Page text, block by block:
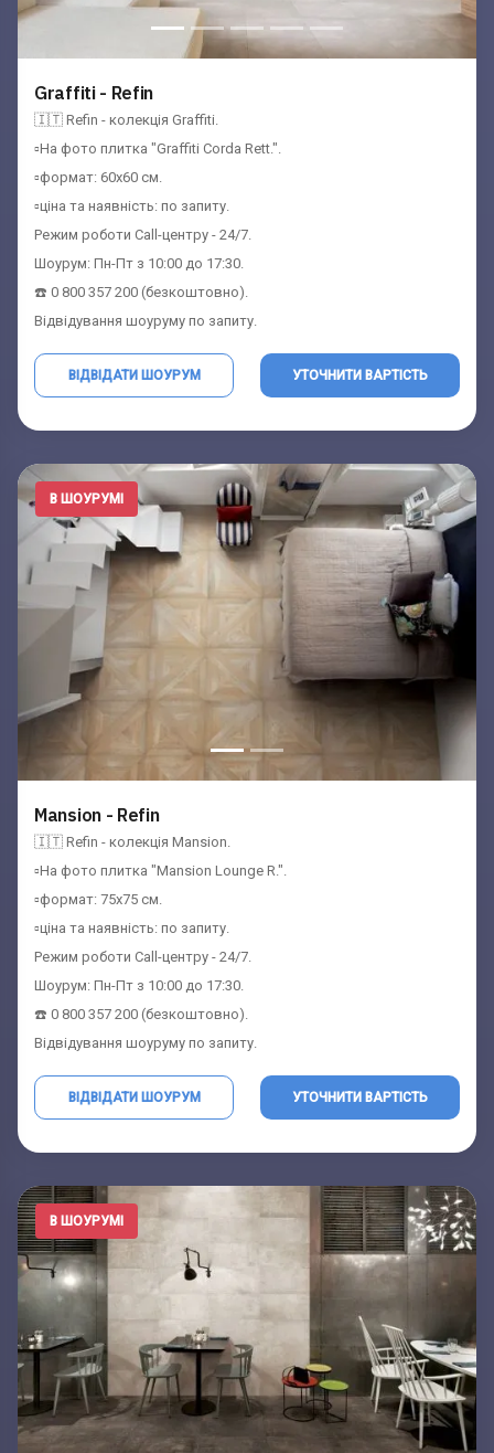
Заповніть форму та отримайте
координати шоурума
Заповніть форму та отримайте найбільш
вигідну ціну
Graffiti - Refin
🇮🇹 Refin - колекція Graffiti.
▫️На фото плитка "Graffiti Corda Rett.".
▫️формат: 60x60 см.
▫️ціна та наявність: по запиту.
Режим роботи Call-центру - 24/7.
Шоурум: Пн-Пт з 10:00 до 17:30.
☎️ 0 800 357 200 (безкоштовно).
Відвідування шоуруму по запиту.
ВІДВІДАТИ ШОУРУМ УТОЧНИТИ ВАРТІСТЬ
В ШОУРУМІ
Mansion - Refin
🇮🇹 Refin - колекція Mansion.
▫️На фото плитка "Mansion Lounge R.".
▫️формат: 75x75 см.
▫️ціна та наявність: по запиту.
Режим роботи Call-центру - 24/7.
Шоурум: Пн-Пт з 10:00 до 17:30.
☎️ 0 800 357 200 (безкоштовно).
Відвідування шоуруму по запиту.
ВІДВІДАТИ ШОУРУМ УТОЧНИТИ ВАРТІСТЬ
В ШОУРУМІ